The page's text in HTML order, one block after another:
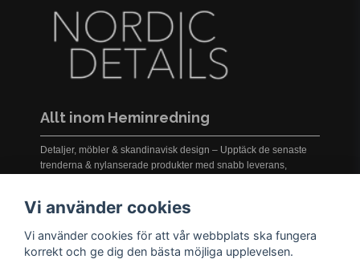
Allt inom Heminredning
Detaljer, möbler & skandinavisk design – Upptäck de senaste
trenderna & nylanserade produkter med snabb leverans,
INFORMATION
Vi använder cookies
Vi använder cookies för att vår webbplats ska fungera
korrekt och ge dig den bästa möjliga upplevelsen.